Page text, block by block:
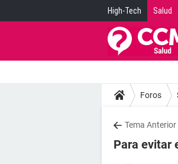
High-Tech Salud
Foros
Tema Anterior
Para evitar